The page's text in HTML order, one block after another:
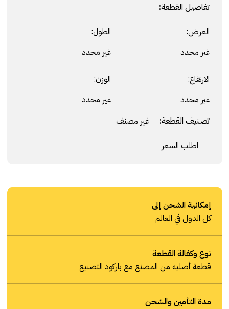
تفاصيل القطعة:
العرض:
غير محدد
الطول:
غير محدد
الارتفاع:
غير محدد
الوزن:
غير محدد
تصنيف القطعة: غير مصنف
اطلب السعر
إمكانية الشحن إلى
كل الدول في العالم
نوع وكفالة القطعة
قطعة أصلية من المصنع مع باركود التصنيع
مدة التأمين والشحن